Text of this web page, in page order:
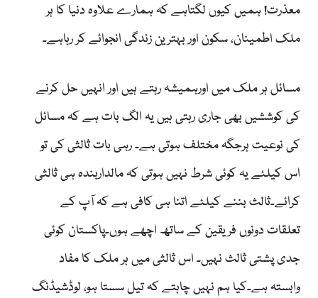
معذرت! ہمیں کیوں لگتاہے کہ ہمارے علاوہ دنیا کا ہر
ملک اطمینان، سکون اور بہترین زندگی انجوائے کر رہاہے۔
مسائل ہر ملک میں اورہمیشہ رہتے ہیں اور انہیں حل کرنے
کی کوششیں بھی جاری رہتی ہیں یہ الگ بات ہے کہ مسائل
کی نوعیت ہرجگہ مختلف ہوتی ہے۔ رہی بات ثالثی کی تو
اس کیلئے یہ کوئی شرط نہیں ہوتی کہ مالداربندہ ہی ثالثی
کرائے۔ثالث بننے کیلئے اتنا ہی کافی ہے کہ آپ کے
تعلقات دونوں فریقین کے ساتھ اچھے ہوں۔پاکستان کوئی
جدی پشتی ثالث نہیں۔ اس ثالثی میں ہر ملک کا مفاد
وابستہ ہے۔کیا ہم نہیں چاہتے کہ تیل سستا ہو، لوڈشیڈنگ